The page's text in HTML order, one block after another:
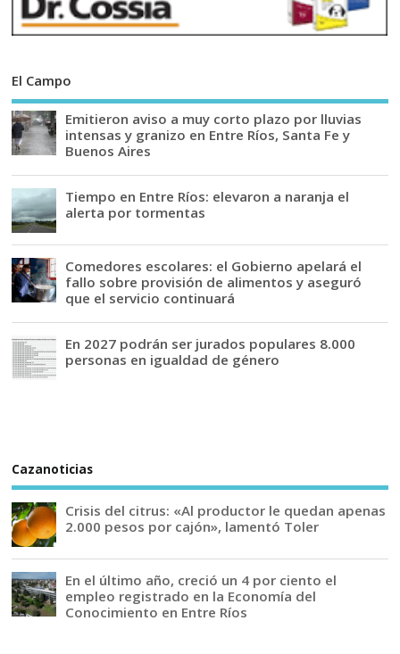
El Campo
Emitieron aviso a muy corto plazo por lluvias
intensas y granizo en Entre Ríos, Santa Fe y
Buenos Aires
Tiempo en Entre Ríos: elevaron a naranja el
alerta por tormentas
Comedores escolares: el Gobierno apelará el
fallo sobre provisión de alimentos y aseguró
que el servicio continuará
En 2027 podrán ser jurados populares 8.000
personas en igualdad de género
Cazanoticias
Crisis del citrus: «Al productor le quedan apenas
2.000 pesos por cajón», lamentó Toler
En el último año, creció un 4 por ciento el
empleo registrado en la Economía del
Conocimiento en Entre Ríos